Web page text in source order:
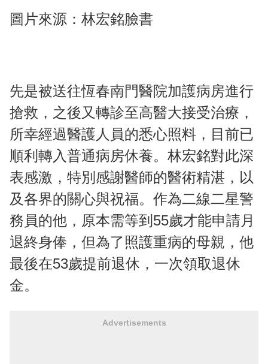
圖片來源：林宏銘臉書
先是被送往恆春南門醫院加護病房進行
搶救，之後又轉診至高醫大接受治療，
所幸經過醫護人員的悉心照料，目前已
順利轉入普通病房休養。林宏銘對此深
表感激，特別感謝醫師的醫術精湛，以
及各界的關心與祝福。作為二線二星警
務員的他，原本需等到55歲才能申請月
退終身俸，但為了照護重病的母親，他
最後在53歲提前退休，一次領取退休
金。
Advertisements